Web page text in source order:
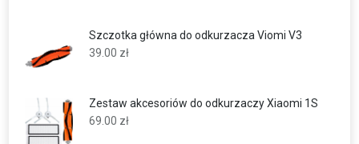
Szczotka główna do odkurzacza Viomi V3
39.00 zł
Zestaw akcesoriów do odkurzaczy Xiaomi 1S
69.00 zł